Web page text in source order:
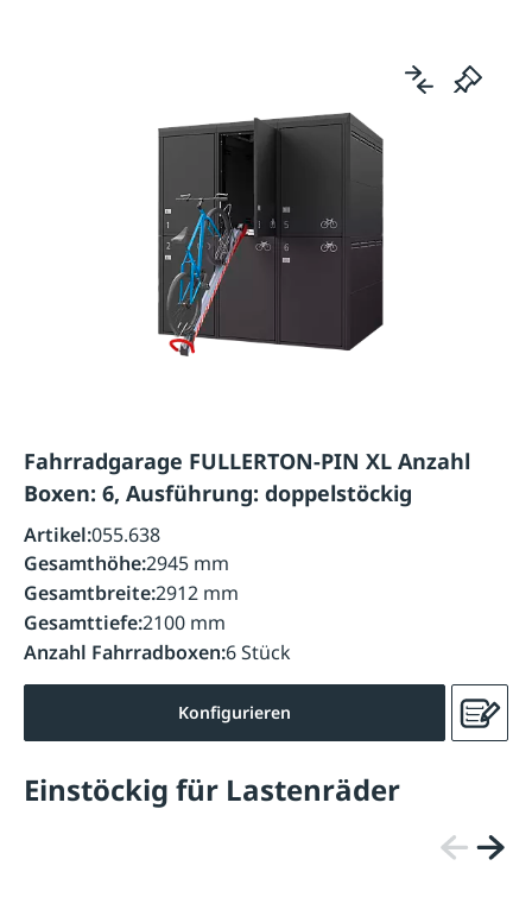
Fahrradgarage FULLERTON-PIN XL Anzahl
Boxen: 6, Ausführung: doppelstöckig
Artikel:055.638
Gesamthöhe:2945 mm
Gesamtbreite:2912 mm
Gesamttiefe:2100 mm
Anzahl Fahrradboxen:6 Stück
Konfigurieren
Einstöckig für Lastenräder